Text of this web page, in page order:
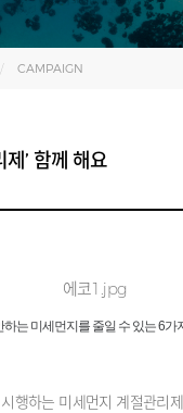
CAMPAIGN
’ 함께 해요
는 미세먼지를 줄일 수 있는 6가
행하는 미세먼지 계절관리